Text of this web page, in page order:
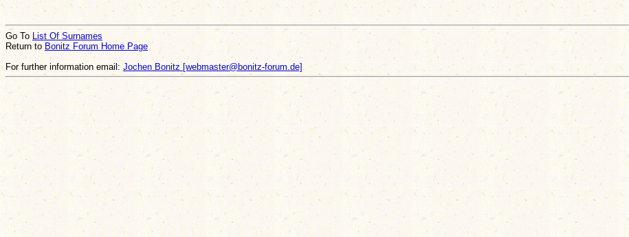
Go To List Of Surnames
Return to Bonitz Forum Home Page
For further information email: Jochen Bonitz [webmaster@bonitz-forum.de]